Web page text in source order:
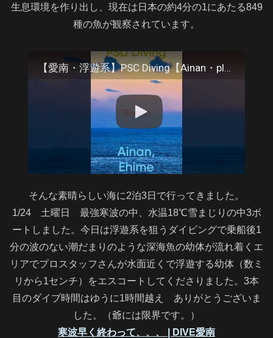
生息環境を作り出し、現在は日本の約4分の1にあたる849
種の魚が観察されています。
【愛南・浮遊系】PSC Diving【Ainan・planktonic organisms】 #scubadiving #travel #ehime #shikoku #underwater
そんな素晴らしい海に2泊3日で行ってきました。
1/24 土曜日 最強寒波の中、水温18℃雪まじりの中3ボ
ートしました。今日は浮遊系を狙うダイビングで乗船後1
分の波のない潮だまりのような深海魚の幼体が流れ着くエ
リアでプロスタッフさんが水面近くで浮遊する幼体（数ミ
リから1センチ）をエスコートしてくださりました。3本
目のダイブ時間はゆうに1時間越え ありがとうございま
した。（爺には限界です。）
寒波早く終わって、、、 | DIVE愛南